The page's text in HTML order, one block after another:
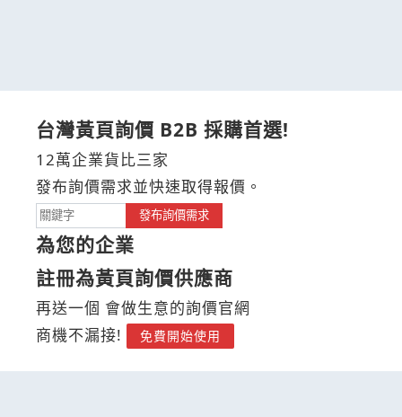
台灣黃頁詢價 B2B 採購首選!
12萬企業貨比三家
發布詢價需求並快速取得報價。
發布詢價需求
為您的企業
註冊為黃頁詢價供應商
再送一個 會做生意的詢價官網
商機不漏接!
免費開始使用